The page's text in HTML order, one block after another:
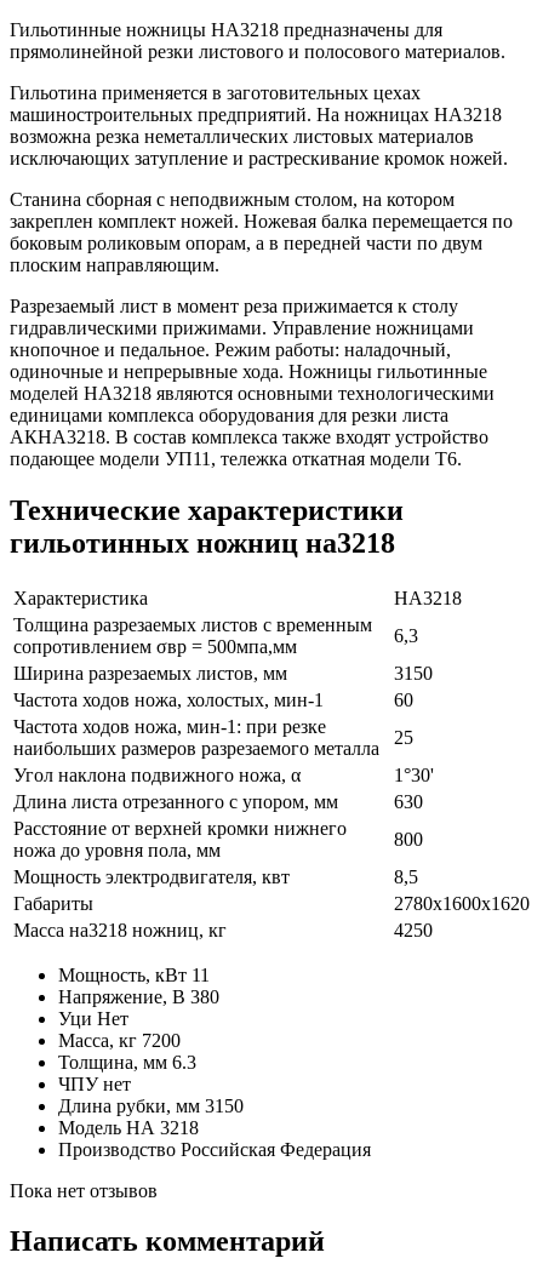
Гильотинные ножницы НА3218 предназначены для
прямолинейной резки листового и полосового материалов.
Гильотина применяется в заготовительных цехах
машиностроительных предприятий. На ножницах НА3218
возможна резка неметаллических листовых материалов
исключающих затупление и растрескивание кромок ножей.
Станина сборная с неподвижным столом, на котором
закреплен комплект ножей. Ножевая балка перемещается по
боковым роликовым опорам, а в передней части по двум
плоским направляющим.
Разрезаемый лист в момент реза прижимается к столу
гидравлическими прижимами. Управление ножницами
кнопочное и педальное. Режим работы: наладочный,
одиночные и непрерывные хода. Ножницы гильотинные
моделей НА3218 являются основными технологическими
единицами комплекса оборудования для резки листа
АКНА3218. В состав комплекса также входят устройство
подающее модели УП11, тележка откатная модели Т6.
Технические характеристики
гильотинных ножниц на3218
Характеристика
НА3218
Толщина разрезаемых листов с временным
сопротивлением σвр = 500мпа,мм
6,3
Ширина разрезаемых листов, мм
3150
Частота ходов ножа, холостых, мин-1
60
Частота ходов ножа, мин-1: при резке
наибольших размеров разрезаемого металла
25
Угол наклона подвижного ножа, α
1°30'
Длина листа отрезанного с упором, мм
630
Расстояние от верхней кромки нижнего
ножа до уровня пола, мм
800
Мощность электродвигателя, квт
8,5
Габариты
2780x1600x1620
Масса на3218 ножниц, кг
4250
Мощность, кВт 11
Напряжение, В 380
Уци Нет
Масса, кг 7200
Толщина, мм 6.3
ЧПУ нет
Длина рубки, мм 3150
Модель НА 3218
Производство Российская Федерация
Пока нет отзывов
Написать комментарий